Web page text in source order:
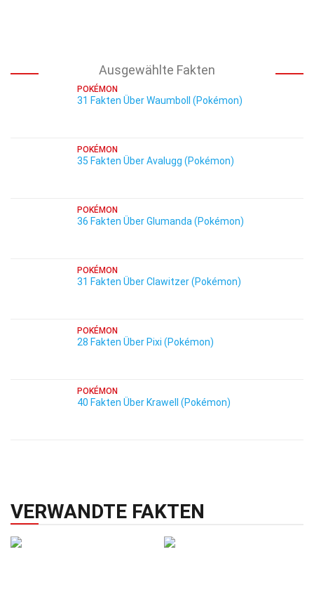
Ausgewählte Fakten
POKÉMON
31 Fakten Über Waumboll (Pokémon)
POKÉMON
35 Fakten Über Avalugg (Pokémon)
POKÉMON
36 Fakten Über Glumanda (Pokémon)
POKÉMON
31 Fakten Über Clawitzer (Pokémon)
POKÉMON
28 Fakten Über Pixi (Pokémon)
POKÉMON
40 Fakten Über Krawell (Pokémon)
VERWANDTE FAKTEN